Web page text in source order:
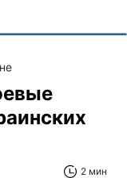
2 мин